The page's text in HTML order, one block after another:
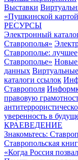
Выставки
«Пушкинской
РЕСУРСЫ
Электронный
Ставрополья»
Ставрополье: лучшее
Ставрополье» Новые
данных
каталоги ссылок
Ставрополя
правовую
уверенность в
КРАЕВЕДЕНИЕ
Знакомьтесь:
Ставропольская
«Когда Россия